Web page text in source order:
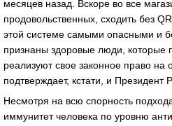
месяцев назад. Вскоре во все
продовольственных, сходить без
этой системе самыми опасными и
признаны здоровые люди,
реализуют свое законное право на
подтверждает, кстати, и Президент
Несмотря на всю спорность
иммунитет человека по уровню